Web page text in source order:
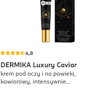
4,8
DERMIKA Luxury Caviar
krem pod oczy i na powieki,
kawiorowy, intensywnie